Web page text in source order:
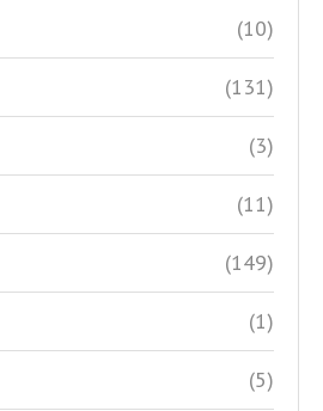
(10)
(131)
(3)
(11)
(149)
(1)
(5)